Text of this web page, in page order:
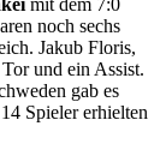
mit dem 7:0
noch sechs
Jakub Floris,
und ein Assist.
gab es
Spieler erhielten